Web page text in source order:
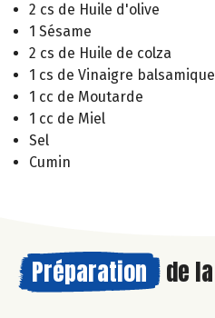
2 cs de Huile d'olive
1 Sésame
2 cs de Huile de colza
1 cs de Vinaigre balsamique
1 cc de Moutarde
1 cc de Miel
Sel
Cumin
Préparation de la